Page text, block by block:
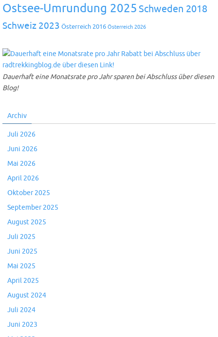
Ostsee-Umrundung 2025 Schweden 2018
Schweiz 2023 Österreich 2016 Österreich 2026
Dauerhaft eine Monatsrate pro Jahr sparen bei Abschluss über diesen
Blog!
Archiv
Juli 2026
Juni 2026
Mai 2026
April 2026
Oktober 2025
September 2025
August 2025
Juli 2025
Juni 2025
Mai 2025
April 2025
August 2024
Juli 2024
Juni 2023